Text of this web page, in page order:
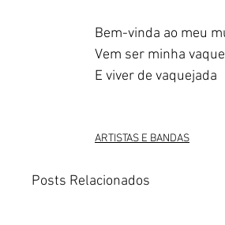
Bem-vinda ao meu
Vem ser minha
E viver de vaquejada
ARTISTAS E BANDAS
Posts Relacionados